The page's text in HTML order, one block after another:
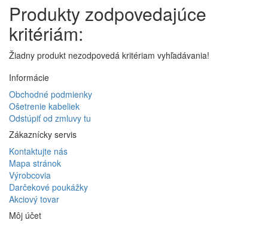
Produkty zodpovedajúce
kritériám:
Žiadny produkt nezodpovedá kritériam vyhľadávania!
Informácie
Obchodné podmienky
Ošetrenie kabeliek
Odstúpiť od zmluvy tu
Zákaznícky servis
Kontaktujte nás
Mapa stránok
Výrobcovia
Darčekové poukážky
Akciový tovar
Môj účet